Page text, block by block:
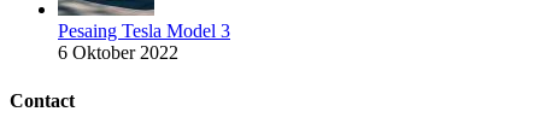
Pesaing Tesla Model 3
6 Oktober 2022
Contact